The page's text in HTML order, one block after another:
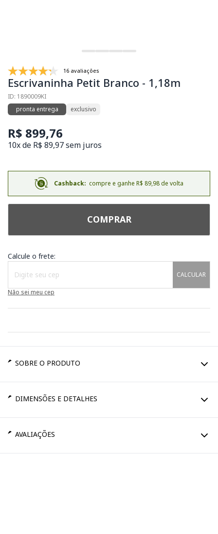
16 avaliações
Escrivaninha Petit Branco - 1,18m
ID: 1890009KI
pronta entrega
exclusivo
R$ 899,76
10x de R$ 89,97 sem juros
Cashback: compre e ganhe R$ 89,98 de volta
COMPRAR
Calcule o frete:
CALCULAR
Não sei meu cep
SOBRE O PRODUTO
DIMENSÕES E DETALHES
AVALIAÇÕES